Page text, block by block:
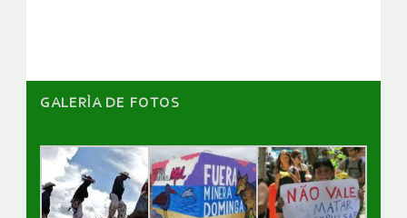
GALERÌA DE FOTOS